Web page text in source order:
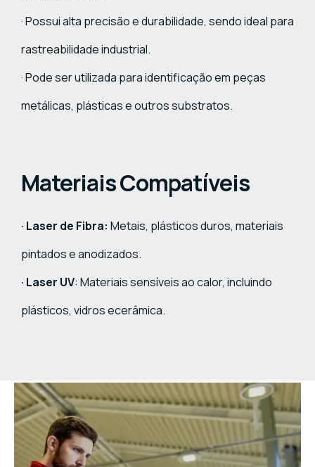
· Possui alta precisão e durabilidade, sendo ideal para
rastreabilidade industrial.
· Pode ser utilizada para identificação em peças
metálicas, plásticas e outros substratos.
Materiais Compatíveis
· Laser de Fibra: Metais, plásticos duros, materiais
pintados e anodizados.
· Laser UV: Materiais sensíveis ao calor, incluindo
plásticos, vidros ecerâmica.